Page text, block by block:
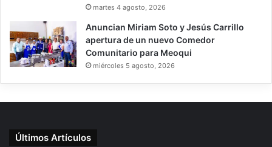
martes 4 agosto, 2026
Anuncian Miriam Soto y Jesús Carrillo
apertura de un nuevo Comedor
Comunitario para Meoqui
miércoles 5 agosto, 2026
Últimos Artículos